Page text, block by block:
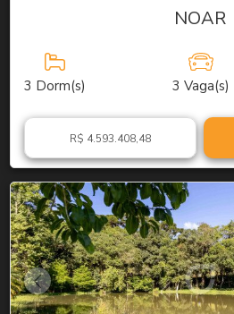
NOAR
3 Dorm(s) 3 Vaga(s)
R$ 4.593.408,48